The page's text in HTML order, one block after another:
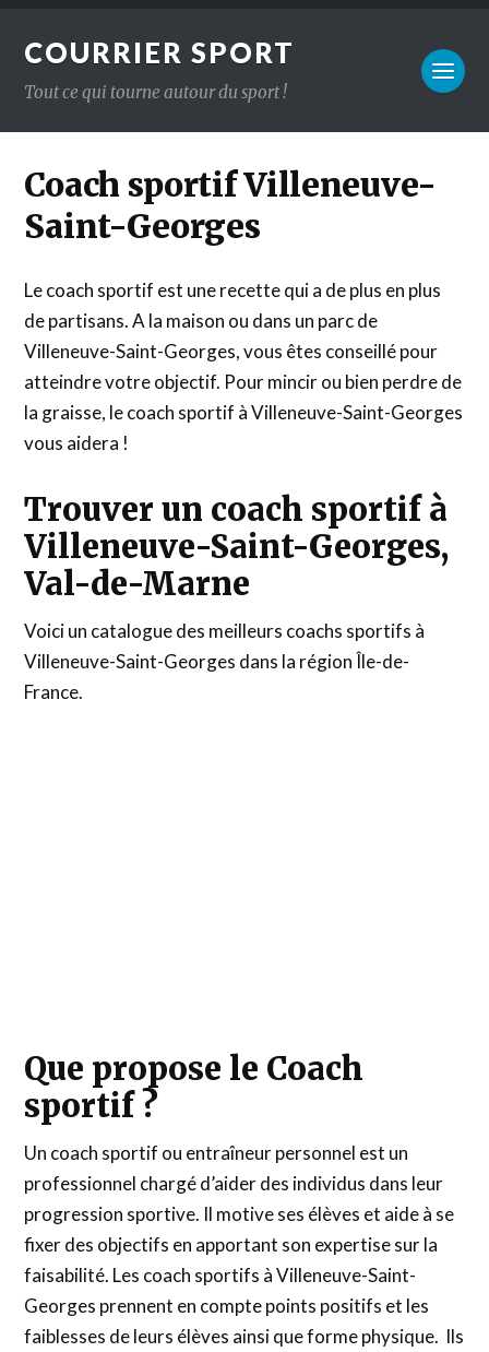
COURRIER SPORT
Tout ce qui tourne autour du sport !
Coach sportif Villeneuve-
Saint-Georges
Le coach sportif est une recette qui a de plus en plus
de partisans. A la maison ou dans un parc de
Villeneuve-Saint-Georges, vous êtes conseillé pour
atteindre votre objectif. Pour mincir ou bien perdre de
la graisse, le coach sportif à Villeneuve-Saint-Georges
vous aidera !
Trouver un coach sportif à
Villeneuve-Saint-Georges,
Val-de-Marne
Voici un catalogue des meilleurs coachs sportifs à
Villeneuve-Saint-Georges dans la région Île-de-
France.
Que propose le Coach
sportif ?
Un coach sportif ou entraîneur personnel est un
professionnel chargé d’aider des individus dans leur
progression sportive. Il motive ses élèves et aide à se
fixer des objectifs en apportant son expertise sur la
faisabilité. Les coach sportifs à Villeneuve-Saint-
Georges prennent en compte points positifs et les
faiblesses de leurs élèves ainsi que forme physique. Ils